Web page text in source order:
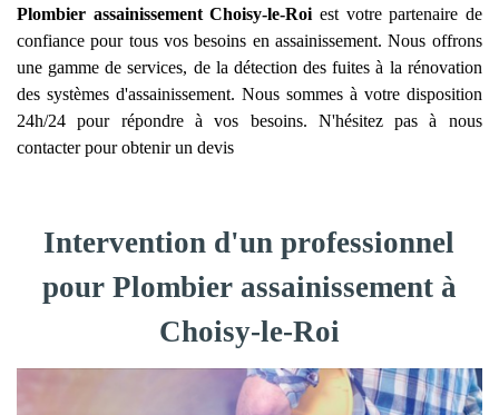
Plombier assainissement Choisy-le-Roi est votre partenaire de
confiance pour tous vos besoins en assainissement. Nous offrons
une gamme de services, de la détection des fuites à la rénovation
des systèmes d'assainissement. Nous sommes à votre disposition
24h/24 pour répondre à vos besoins. N'hésitez pas à nous
contacter pour obtenir un devis
Intervention d'un professionnel
pour Plombier assainissement à
Choisy-le-Roi